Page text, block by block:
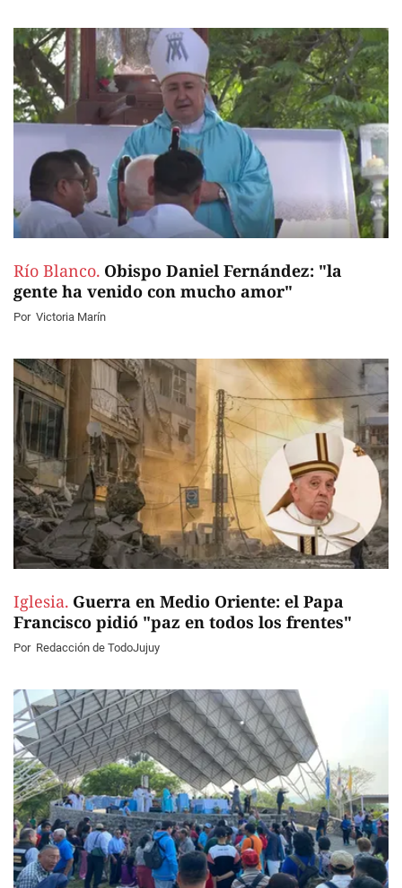
Río Blanco. Obispo Daniel Fernández: "la
gente ha venido con mucho amor"
Por Victoria Marín
Iglesia. Guerra en Medio Oriente: el Papa
Francisco pidió "paz en todos los frentes"
Por Redacción de TodoJujuy